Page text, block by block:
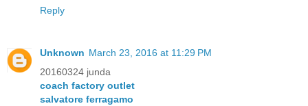
Reply
Unknown March 23, 2016 at 11:29 PM
20160324 junda
coach factory outlet
salvatore ferragamo